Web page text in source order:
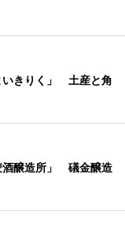
いきりく」 土産と角
酒醸造所」 礒金醸造